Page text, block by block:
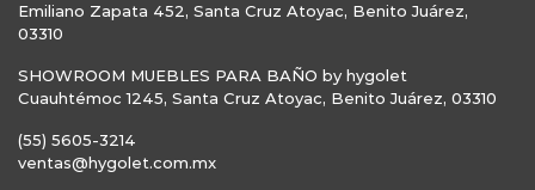
Emiliano Zapata 452, Santa Cruz Atoyac, Benito Juárez,
03310
SHOWROOM MUEBLES PARA BAÑO by hygolet
Cuauhtémoc 1245, Santa Cruz Atoyac, Benito Juárez, 03310
(55) 5605-3214
ventas@hygolet.com.mx